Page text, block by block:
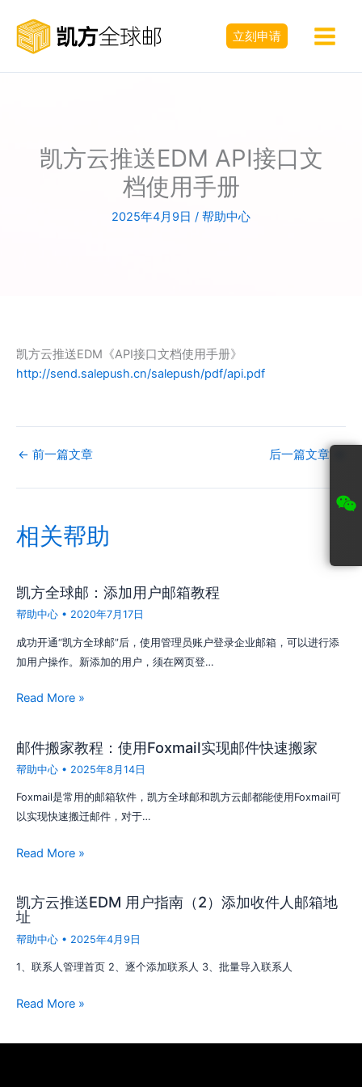
立刻申请
凯方云推送EDM API接口文
档使用手册
2025年4月9日 / 帮助中心
凯方云推送EDM《API接口文档使用手册》
http://send.salepush.cn/salepush/pdf/api.pdf
← 前一篇文章 后一篇文章
相关帮助
凯方全球邮：添加用户邮箱教程
帮助中心 • 2020年7月17日
成功开通“凯方全球邮”后，使用管理员账户登录企业邮箱，可以进行添
加用户操作。新添加的用户，须在网页登…
Read More »
邮件搬家教程：使用Foxmail实现邮件快速搬家
帮助中心 • 2025年8月14日
Foxmail是常用的邮箱软件，凯方全球邮和凯方云邮都能使用Foxmail可
以实现快速搬迁邮件，对于…
Read More »
凯方云推送EDM 用户指南（2）添加收件人邮箱地
址
帮助中心 • 2025年4月9日
1、联系人管理首页 2、逐个添加联系人 3、批量导入联系人
Read More »